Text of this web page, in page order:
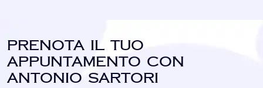
Prenota il tuo
appuntamento con
Antonio Sartori